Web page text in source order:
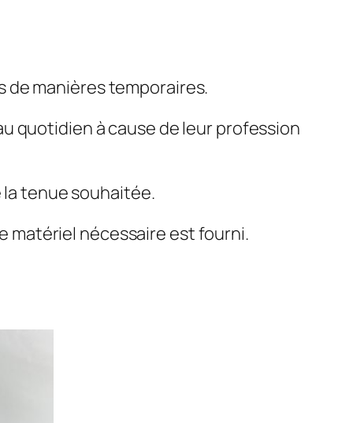
manières temporaires.
quotidien à cause de leur profession
tenue souhaitée.
matériel nécessaire est fourni.